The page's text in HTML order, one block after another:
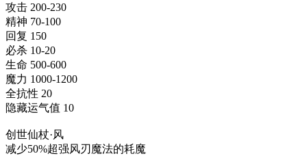
攻击 200-230
精神 70-100
回复 150
必杀 10-20
生命 500-600
魔力 1000-1200
全抗性 20
隐藏运气值 10
创世仙杖·风
减少50%超强风刃魔法的耗魔